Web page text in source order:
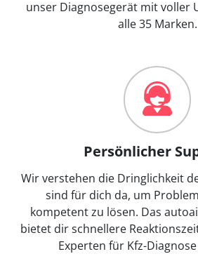
unser Diagnosegerät mit voller
alle 35 Marken.
Persönlicher
Wir verstehen die Dringlichkeit
sind für dich da, um
kompetent zu lösen. Das
bietet dir schnellere
Experten für Kfz-